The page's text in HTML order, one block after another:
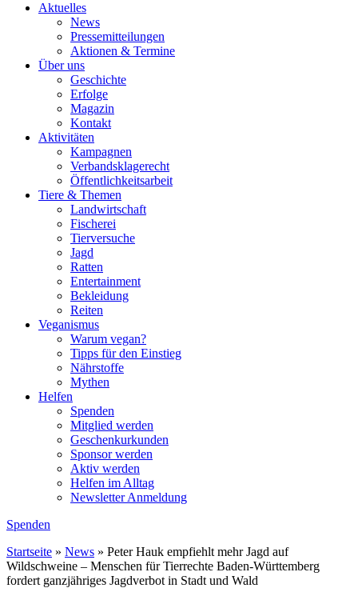
Aktuelles
News
Pressemitteilungen
Aktionen & Termine
Über uns
Geschichte
Erfolge
Magazin
Kontakt
Aktivitäten
Kampagnen
Verbandsklagerecht
Öffentlichkeitsarbeit
Tiere & Themen
Landwirtschaft
Fischerei
Tierversuche
Jagd
Ratten
Entertainment
Bekleidung
Reiten
Veganismus
Warum vegan?
Tipps für den Einstieg
Nährstoffe
Mythen
Helfen
Spenden
Mitglied werden
Geschenkurkunden
Sponsor werden
Aktiv werden
Helfen im Alltag
Newsletter Anmeldung
Spenden
Startseite » News » Peter Hauk empfiehlt mehr Jagd auf
Wildschweine – Menschen für Tierrechte Baden-Württemberg
fordert ganzjähriges Jagdverbot in Stadt und Wald